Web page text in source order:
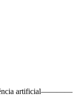
artificial————